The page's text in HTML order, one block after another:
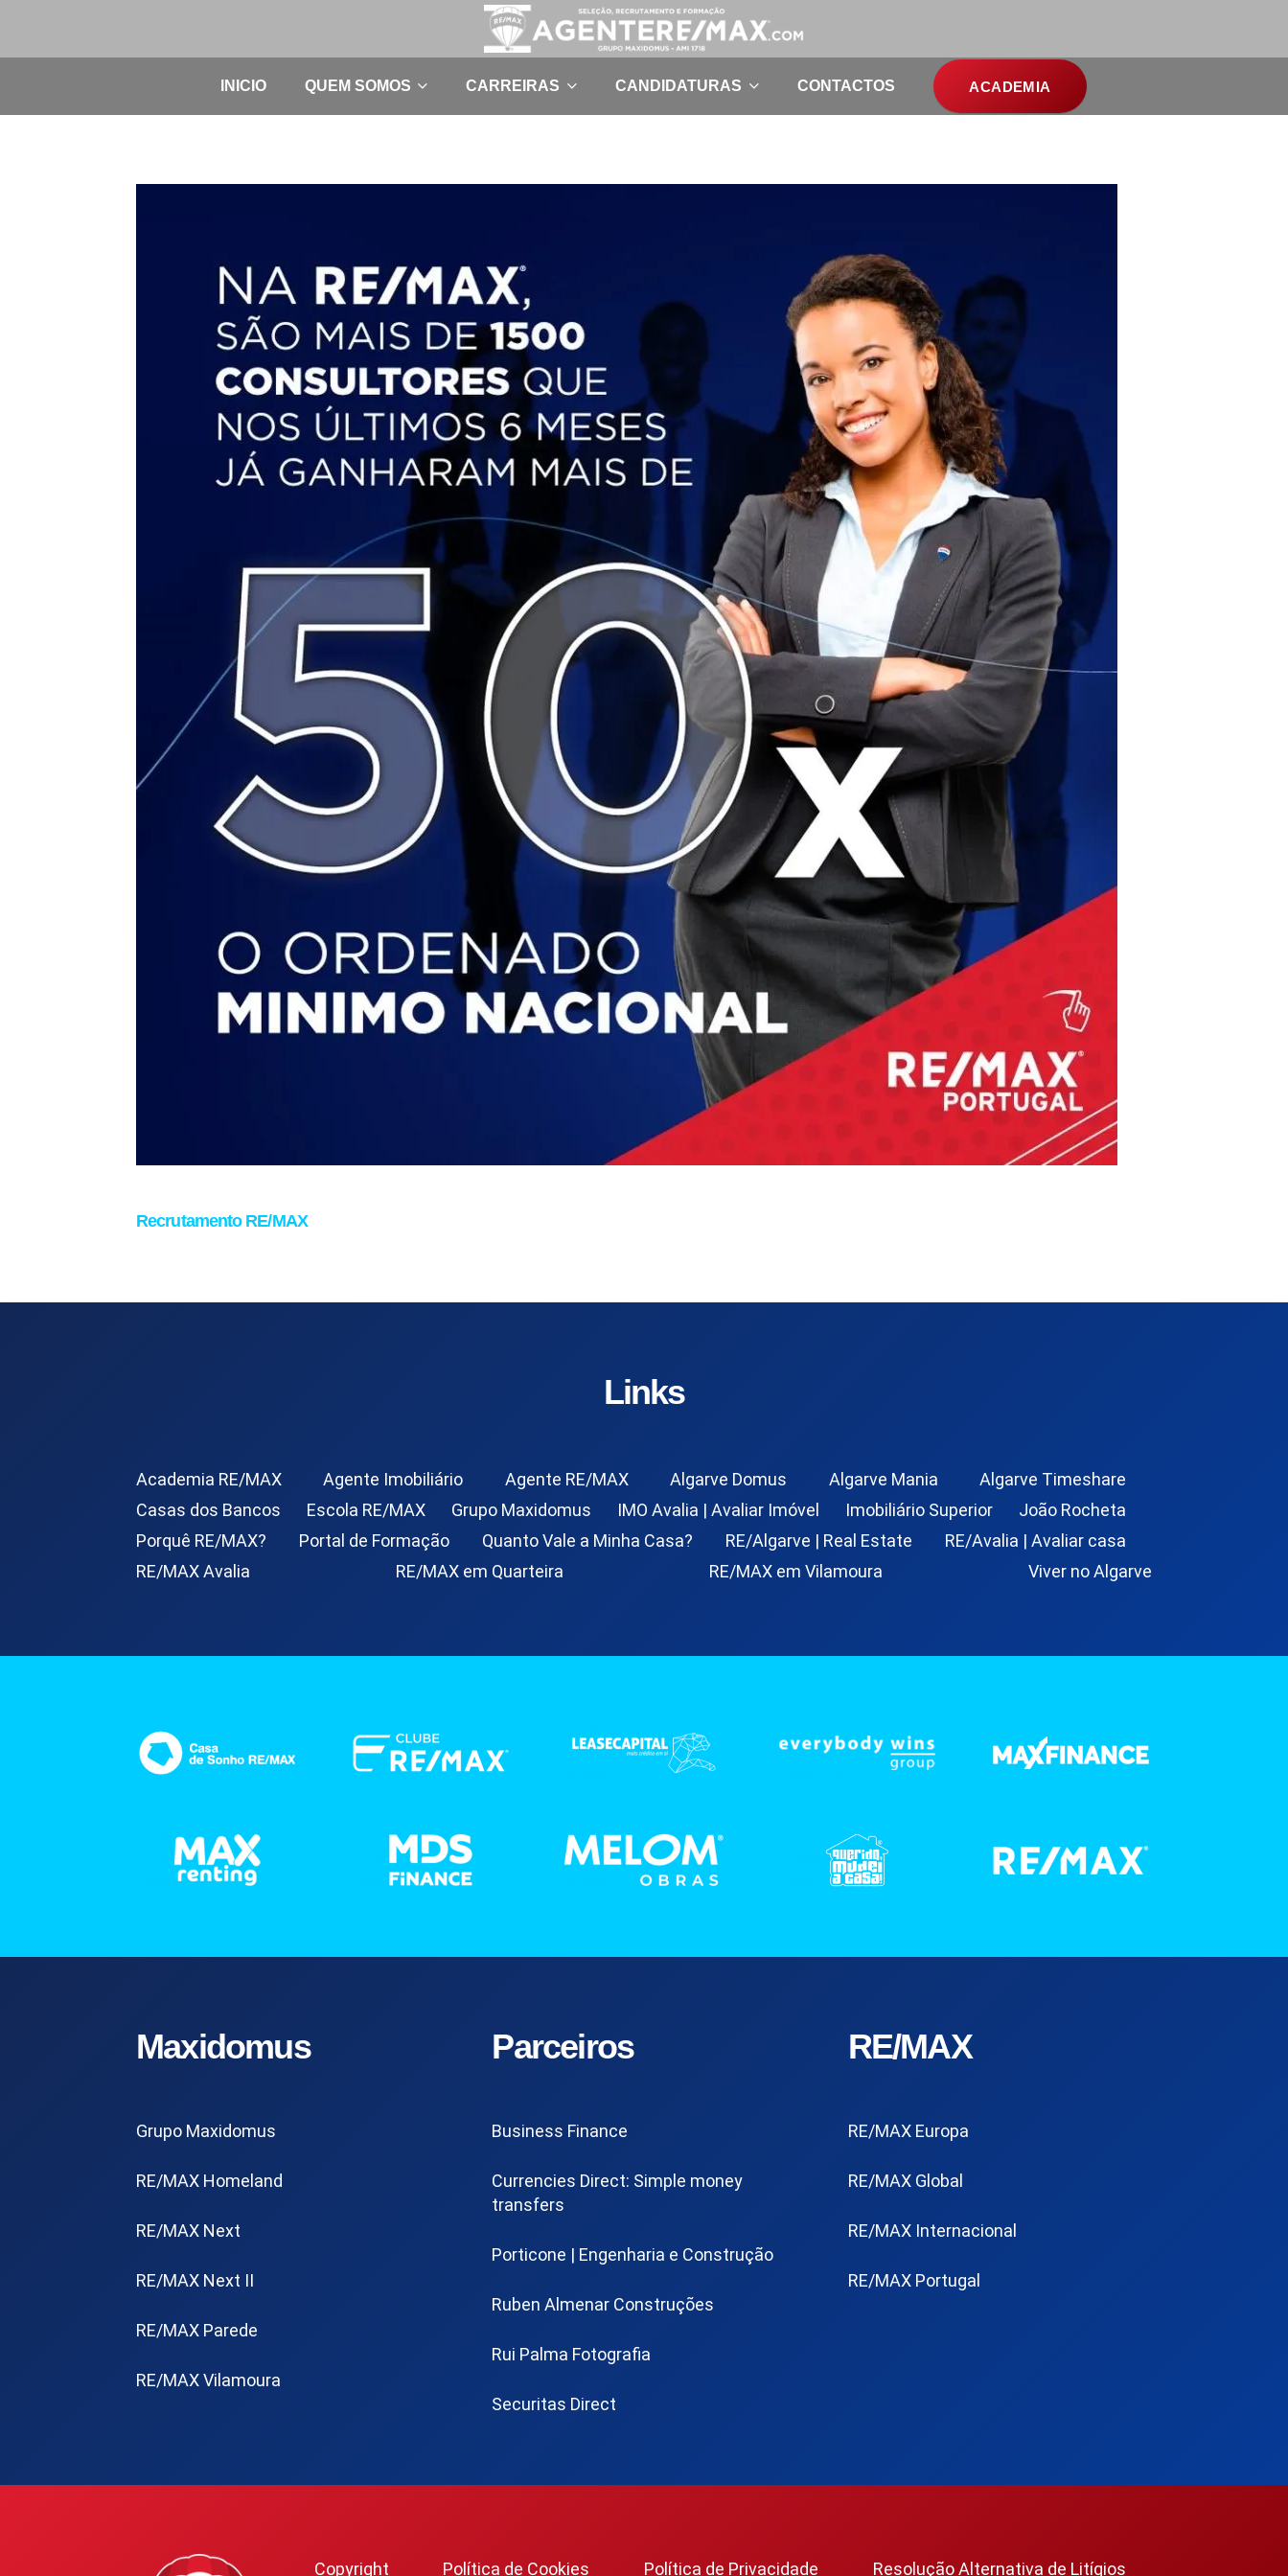
INICIO QUEM SOMOS CARREIRAS CANDIDATURAS CONTACTOS ACADEMIA
Recrutamento RE/MAX
Links
Academia RE/MAX Agente Imobiliário Agente RE/MAX Algarve Domus Algarve Mania
Algarve Timeshare
Casas dos Bancos
Escola RE/MAX Grupo Maxidomus IMO Avalia | Avaliar Imóvel Imobiliário Superior
João Rocheta
Porquê RE/MAX?
Portal de Formação Quanto Vale a Minha Casa? RE/Algarve | Real Estate
RE/Avalia | Avaliar casa
RE/MAX Avalia
RE/MAX em Quarteira RE/MAX em Vilamoura Viver no Algarve
Maxidomus
Grupo Maxidomus
RE/MAX Homeland
RE/MAX Next
RE/MAX Next II
RE/MAX Parede
RE/MAX Vilamoura
Parceiros
Business Finance
Currencies Direct: Simple money
transfers
Porticone | Engenharia e Construção
Ruben Almenar Construções
Rui Palma Fotografia
Securitas Direct
RE/MAX
RE/MAX Europa
RE/MAX Global
RE/MAX Internacional
RE/MAX Portugal
Copyright Política de Cookies Política de Privacidade Resolução Alternativa de Litígios